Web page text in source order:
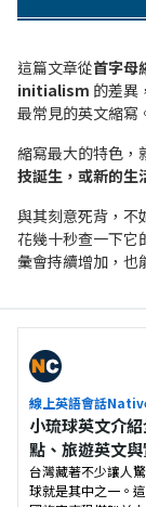
這篇文章從首字母
initialism 的差異
最常見的英文縮寫
縮寫最大的特色，
技誕生，或新的生
與其刻意死背，不
花幾十秒查一下它
彙會持續增加，也
線上英語會話
小琉球英文介
點、旅遊英文
台灣藏著不少讓人
球就是其中之一。